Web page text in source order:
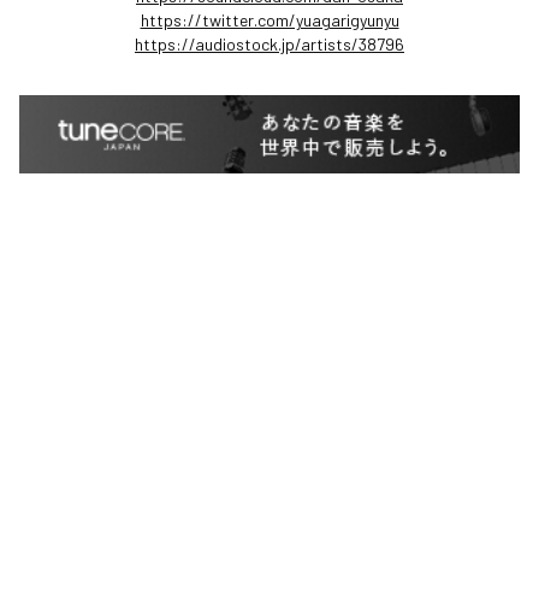
https://twitter.com/yuagarigyunyu
https://audiostock.jp/artists/38796